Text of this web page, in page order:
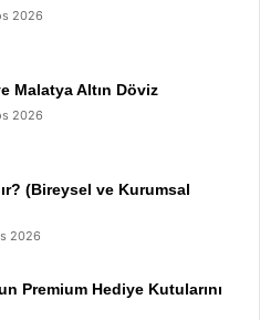
2026
Malatya Altın Döviz
2026
(Bireysel ve Kurumsal
2026
Premium Hediye Kutularını